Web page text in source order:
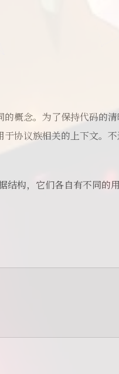
概念。为了保持代码的清
于协议族相关的上下文。
结构，它们各自有不同的用